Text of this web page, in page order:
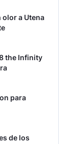
a Utena
the Infinity
para
de los